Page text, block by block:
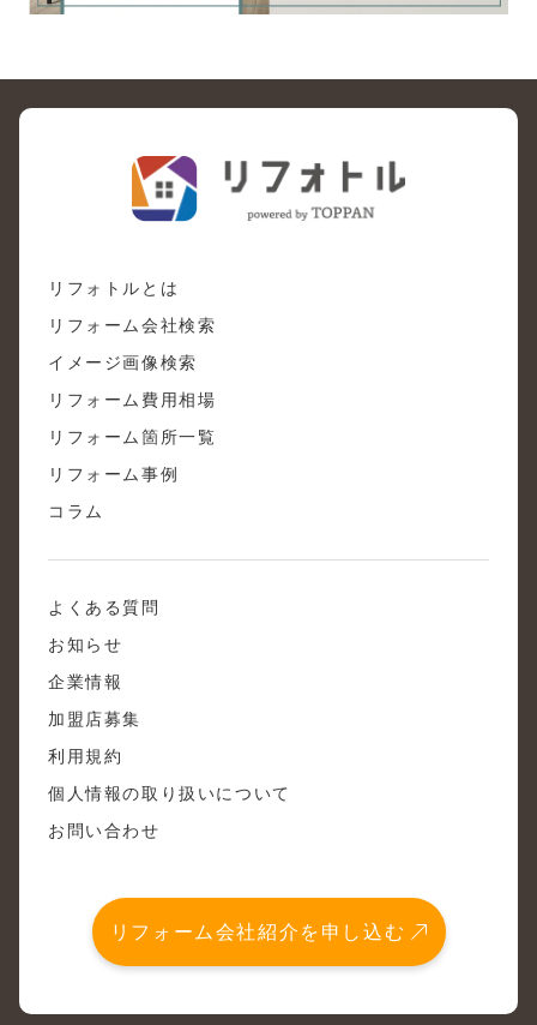
リフォトルとは
リフォーム会社検索
イメージ画像検索
リフォーム費用相場
リフォーム箇所一覧
リフォーム事例
コラム
よくある質問
お知らせ
企業情報
加盟店募集
利用規約
個人情報の取り扱いについて
お問い合わせ
リフォーム会社紹介を申し込む